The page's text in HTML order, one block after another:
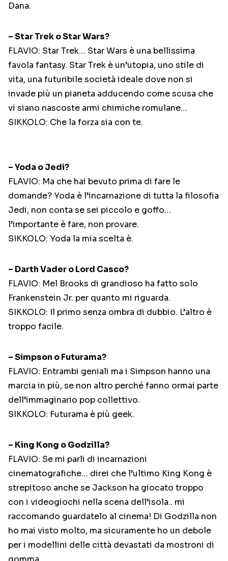
Dana.
– Star Trek o Star Wars?
FLAVIO: Star Trek… Star Wars è una bellissima
favola fantasy. Star Trek è un’utopia, uno stile di
vita, una futuribile società ideale dove non si
invade più un pianeta adducendo come scusa che
vi siano nascoste armi chimiche romulane…
SIKKOLO: Che la forza sia con te.
– Yoda o Jedi?
FLAVIO: Ma che hai bevuto prima di fare le
domande? Yoda è l’incarnazione di tutta la filosofia
Jedi, non conta se sei piccolo e goffo…
l’importante è fare, non provare.
SIKKOLO: Yoda la mia scelta è.
– Darth Vader o Lord Casco?
FLAVIO: Mel Brooks di grandioso ha fatto solo
Frankenstein Jr. per quanto mi riguarda.
SIKKOLO: Il primo senza ombra di dubbio. L’altro è
troppo facile.
– Simpson o Futurama?
FLAVIO: Entrambi geniali ma i Simpson hanno una
marcia in più, se non altro perché fanno ormai parte
dell’immaginario pop collettivo.
SIKKOLO: Futurama è più geek.
– King Kong o Godzilla?
FLAVIO: Se mi parli di incarnazioni
cinematografiche… direi che l’ultimo King Kong è
strepitoso anche se Jackson ha giocato troppo
con i videogiochi nella scena dell’isola.. mi
raccomando guardatelo al cinema! Di Godzilla non
ho mai visto molto, ma sicuramente ho un debole
per i modellini delle città devastati da mostroni di